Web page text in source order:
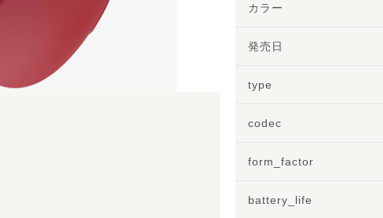
カラー
発売日
type
codec
form_factor
battery_life